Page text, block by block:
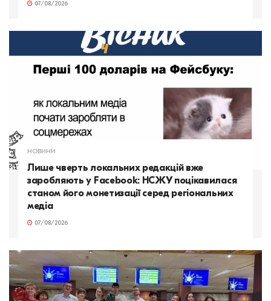
07/08/2026
НОВИНИ
Лише чверть локальних редакцій вже
заробляють у Facebook: НСЖУ поцікавилася
станом його монетизації серед регіональних
медіа
07/08/2026